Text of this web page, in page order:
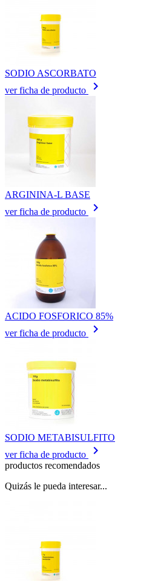
SODIO ASCORBATO
ver ficha de producto
keyboard_arrow_right
ARGININA-L BASE
ver ficha de producto
keyboard_arrow_right
ACIDO FOSFORICO 85%
ver ficha de producto
keyboard_arrow_right
SODIO METABISULFITO
ver ficha de producto
keyboard_arrow_right
productos recomendados
Quizás le pueda interesar...